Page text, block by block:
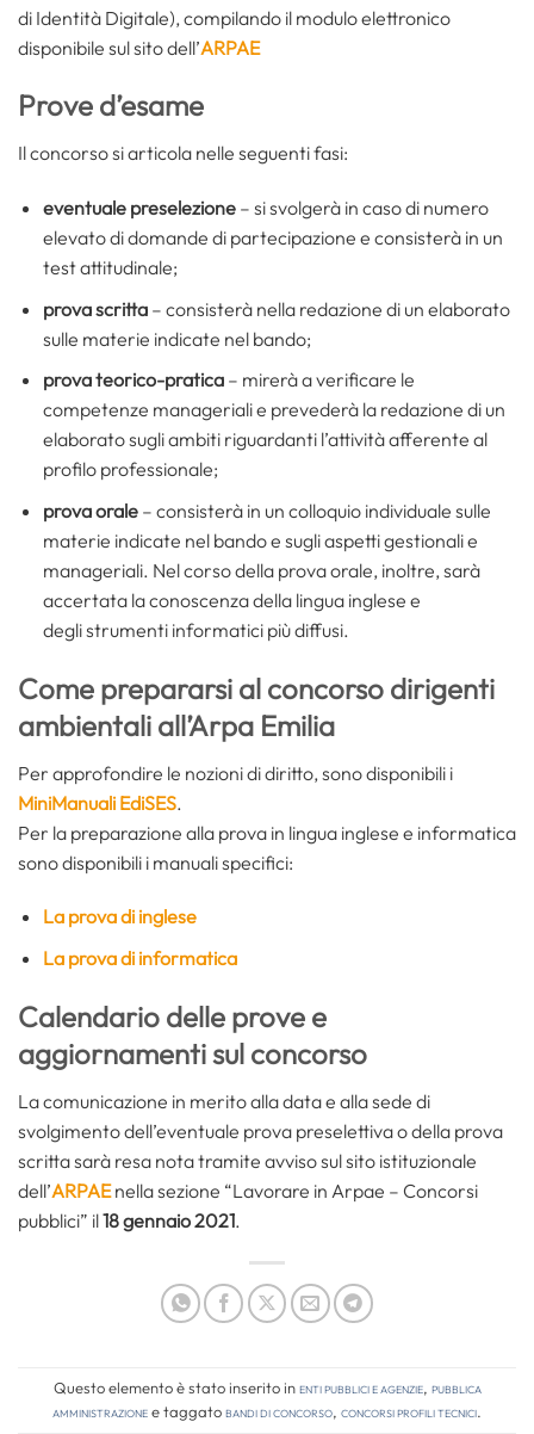
di Identità Digitale), compilando il modulo elettronico
disponibile sul sito dell’ARPAE
Prove d’esame
Il concorso si articola nelle seguenti fasi:
eventuale preselezione– si svolgerà in caso di numero
elevato di domande di partecipazione e consisterà in un
test attitudinale;
prova scritta– consisterà nella redazione di un elaborato
sulle materie indicate nel bando;
prova teorico-pratica– mirerà a verificare le
competenze manageriali e prevederà la redazione di un
elaborato sugli ambiti riguardanti l’attività afferente al
profilo professionale;
prova orale– consisterà in un colloquio individuale sulle
materie indicate nel bando e sugli aspetti gestionali e
manageriali. Nel corso della prova orale, inoltre, sarà
accertata la conoscenza della lingua inglese e
degli strumenti informatici più diffusi.
Come prepararsi al concorso dirigenti
ambientali all’Arpa Emilia
Per approfondire le nozioni di diritto, sono disponibili i
MiniManuali EdiSES.
Per la preparazione alla prova in lingua inglese e informatica
sono disponibili i manuali specifici:
La prova di inglese
La prova di informatica
Calendario delle prove e
aggiornamenti sul concorso
La comunicazione in merito alla data e alla sede di
svolgimento dell’eventuale prova preselettiva o della prova
scritta sarà resa nota tramite avviso sul sito istituzionale
dell’ARPAEnella sezione “Lavorare in Arpae – Concorsi
pubblici” il18 gennaio 2021.
Questo elemento è stato inserito inEnti pubblici e agenzie, Pubblica
amministrazionee taggatobandi di concorso, concorsi profili tecnici.